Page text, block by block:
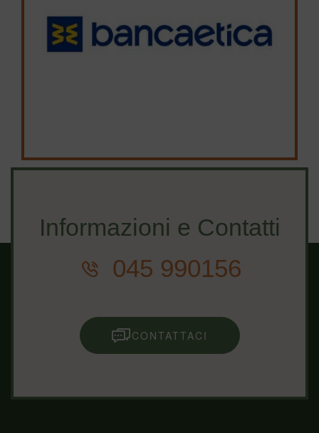
Informazioni e Contatti
045 990156
CONTATTACI